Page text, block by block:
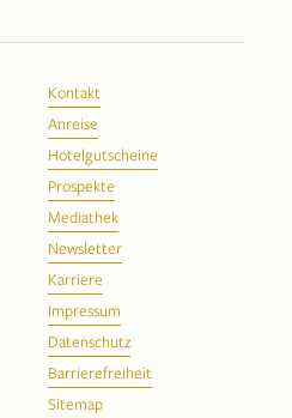
Kontakt
Anreise
Hotelgutscheine
Prospekte
Mediathek
Newsletter
Karriere
Impressum
Datenschutz
Barrierefreiheit
Sitemap